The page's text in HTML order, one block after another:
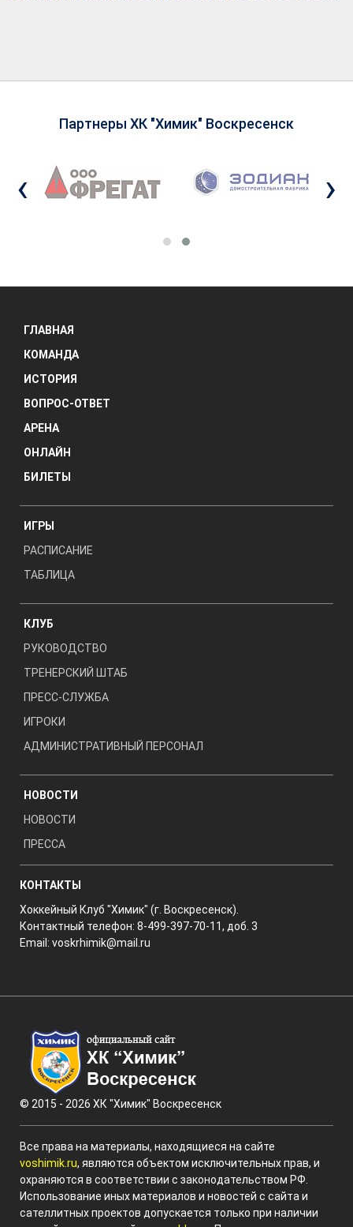
Партнеры ХК "Химик" Воскресенск
‹ ›
ГЛАВНАЯ
КОМАНДА
ИСТОРИЯ
ВОПРОС-ОТВЕТ
АРЕНА
ОНЛАЙН
БИЛЕТЫ
ИГРЫ
РАСПИСАНИЕ
ТАБЛИЦА
КЛУБ
РУКОВОДСТВО
ТРЕНЕРСКИЙ ШТАБ
ПРЕСС-СЛУЖБА
ИГРОКИ
АДМИНИСТРАТИВНЫЙ ПЕРСОНАЛ
НОВОСТИ
НОВОСТИ
ПРЕССА
КОНТАКТЫ
Хоккейный Клуб "Химик" (г. Воскресенск).
Контактный телефон: 8-499-397-70-11, доб. 3
Email: voskrhimik@mail.ru
© 2015 - 2026 ХК "Химик" Воскресенск
Все права на материалы, находящиеся на сайте
voshimik.ru, являются объектом исключительных прав, и
охраняются в соответствии с законодательством РФ.
Использование иных материалов и новостей с сайта и
сателлитных проектов допускается только при наличии